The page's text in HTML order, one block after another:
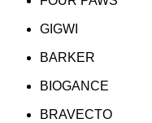
GIGWI
BARKER
BIOGANCE
BRAVECTO